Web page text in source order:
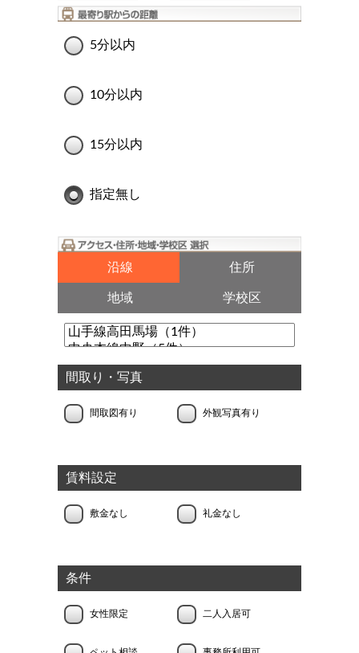
5分以内
10分以内
15分以内
指定無し
沿線 住所
地域 学校区
間取り・写真
間取図有り 外観写真有り
賃料設定
敷金なし 礼金なし
条件
女性限定 二人入居可